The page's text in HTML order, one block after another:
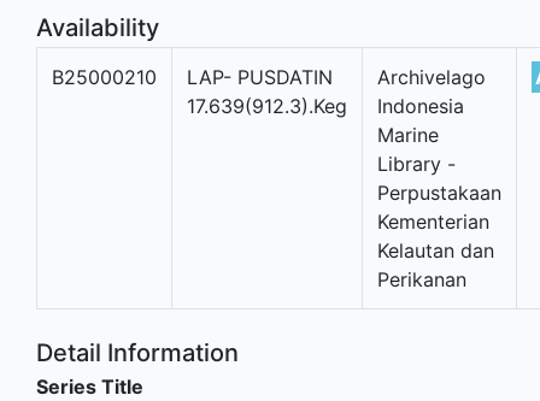
Availability
B25000210
LAP- PUSDATIN
17.639(912.3).Keg
Archivelago
Indonesia
Marine
Library -
Perpustakaan
Kementerian
Kelautan dan
Perikanan
Detail Information
Series Title